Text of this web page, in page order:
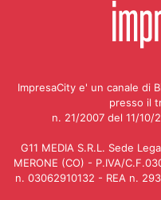
ImpresaCity e' un canale di
presso il
n. 21/2007 del 11/10/
G11 MEDIA S.R.L. Sede
MERONE (CO) - P.IVA/
n. 03062910132 - REA n.